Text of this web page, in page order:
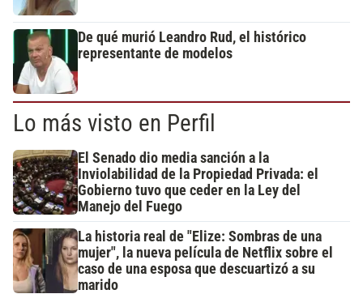
De qué murió Leandro Rud, el histórico
representante de modelos
Lo más visto en Perfil
El Senado dio media sanción a la
Inviolabilidad de la Propiedad Privada: el
Gobierno tuvo que ceder en la Ley del
Manejo del Fuego
La historia real de "Elize: Sombras de una
mujer", la nueva película de Netflix sobre el
caso de una esposa que descuartizó a su
marido